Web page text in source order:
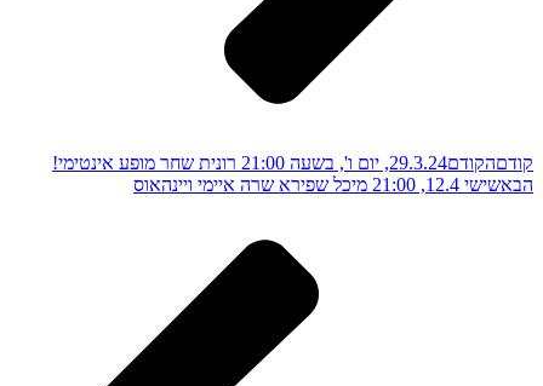
קודםהקודם29.3.24, יום ו', בשעה 21:00 רונית שחר מופע אינטימי!
הבאשישי 12.4, 21:00 מיכל שפירא שרה איימי ויינהאוס